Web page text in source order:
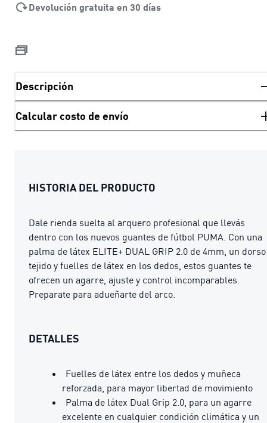
Devolución gratuita en 30 días
Descripción
Calcular costo de envío
HISTORIA DEL PRODUCTO
Dale rienda suelta al arquero profesional que llevás
dentro con los nuevos guantes de fútbol PUMA. Con una
palma de látex ELITE+ DUAL GRIP 2.0 de 4mm, un dorso
tejido y fuelles de látex en los dedos, estos guantes te
ofrecen un agarre, ajuste y control incomparables.
Preparate para adueñarte del arco.
DETALLES
Fuelles de látex entre los dedos y muñeca
reforzada, para mayor libertad de movimiento
Palma de látex Dual Grip 2.0, para un agarre
excelente en cualquier condición climática y un